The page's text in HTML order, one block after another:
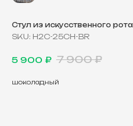
Стул из искусственного
SKU: H2C-25CH-BR
5 900 ₽ 7 900 ₽
шоколадный